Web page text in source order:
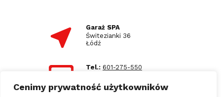
Cenimy prywatność użytkowników
Garaż SPA
Świtezianki 36
Łódź
Tel.: 601-275-550
E-mail: biuro@garazspa.pl